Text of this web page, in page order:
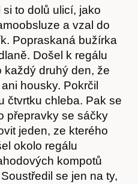
to dolů ulicí, jako
a vzal do
Popraskaná bužírka
Došel k regálu
každý druhý den, že
housky. Pokrčil
čtvrtku chleba. Pak se
přepravky se sáčky
jeden, ze kterého
okolo regálu
kompotů
se jen na ty,